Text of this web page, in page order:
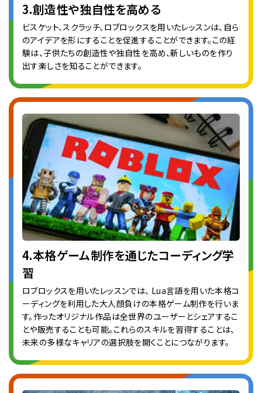
3.創造性や独自性を高める
ビスケット、スクラッチ、ロブロックスを用いたレッスンは、自ら
のアイデアを形にすることを促進することができます。この経
験は、子供たちの創造性や独自性を高め、新しいものを作り
出す楽しさを知ることができます。
4.本格ゲーム制作を通じたコーディング学
習
ロブロックスを用いたレッスンでは、 Lua言語を用いた本格コ
ーディングを利用した大人顔負けの本格ゲーム制作を行いま
す。作ったオリジナル作品は全世界のユーザーとシェアするこ
とや販売することも可能。これらのスキルを習得することは、
未来の多様なキャリアの選択肢を開くことにつながります。